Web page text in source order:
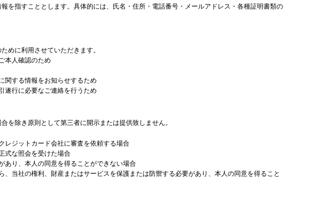
を指すこととします。具体的には、氏名・住所・電話番号・メールアドレス・各種証明書類の
めに利用させていただきます。
本人確認のため
関する情報をお知らせするため
遂行に必要なご連絡を行うため
を除き原則として第三者に開示または提供致しません。
レジットカード会社に審査を依頼する場合
式な照会を受けた場合
あり、本人の同意を得ることができない場合
当社の権利、財産またはサービスを保護または防禦する必要があり、本人の同意を得ること